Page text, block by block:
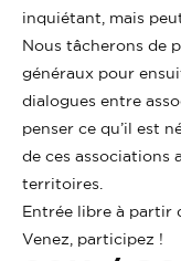
inquiétant, mais
Nous tâcherons de
généraux pour
dialogues entre
penser ce qu’il est
de ces associations
territoires.
Entrée libre à partir
Venez, participez !